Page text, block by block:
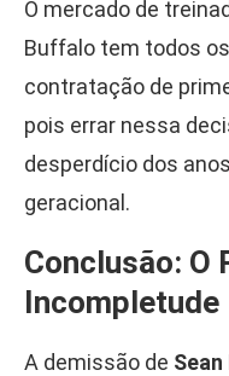
O mercado de
Buffalo tem todos
contratação de
pois errar nessa
desperdício dos
geracional.
Conclusão: O
Incompletude
A demissão de